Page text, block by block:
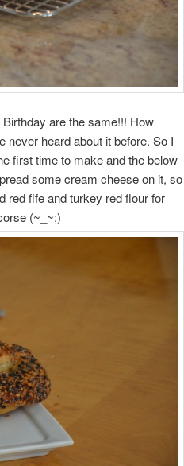
Birthday are the same!!! How
never heard about it before. So I
first time to make and the below
some cream cheese on it, so
fife and turkey red flour for
(~_~;)